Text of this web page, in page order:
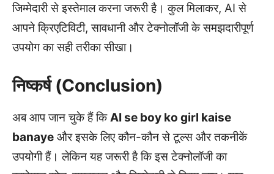
जिम्मेदारी से इस्तेमाल करना जरूरी है। कुल मिलाकर, AI से
आपने क्रिएटिविटी, सावधानी और टेक्नोलॉजी के समझदारीपूर्ण
उपयोग का सही तरीका सीखा।
निष्कर्ष (Conclusion)
अब आप जान चुके हैं किAI se boy ko girl kaise
banaye और इसके लिए कौन-कौन से टूल्स और तकनीकें
उपयोगी हैं। लेकिन यह जरूरी है कि इस टेक्नोलॉजी का